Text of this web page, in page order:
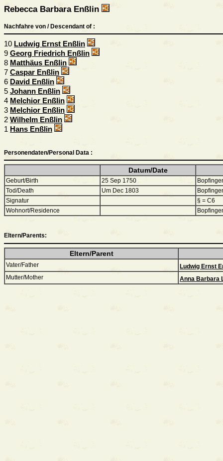
Rebecca Barbara Enßlin
Nachfahre von / Descendant of :
10 Ludwig Ernst Enßlin
9 Georg Friedrich Enßlin
8 Matthäus Enßlin
7 Caspar Enßlin
6 David Enßlin
5 Johann Enßlin
4 Melchior Enßlin
3 Melchior Enßlin
2 Wilhelm Enßlin
1 Hans Enßlin
Personendaten/Personal Data :
Datum/Date
Geburt/Birth 25 Sep 1750
Tod/Death
Um Dec 1803
Signatur
§ = C6
Wohnort/Residence
Eltern/Parents:
Eltern/Parent
Vater/Father
Ludwig Ernst
Mutter/Mother
Anna Barbara